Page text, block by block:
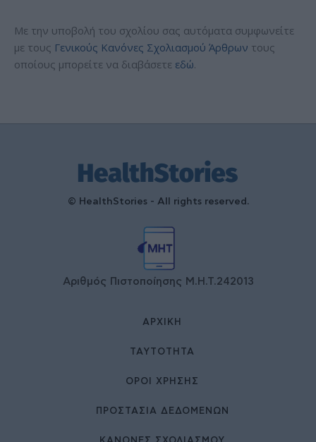
Με την υποβολή του σχολίου σας αυτόματα συμφωνείτε
με τους Γενικούς Κανόνες Σχολιασμού Άρθρων τους
οποίους μπορείτε να διαβάσετε εδώ.
© HealthStories - All rights reserved.
Αριθμός Πιστοποίησης Μ.Η.Τ.242013
ΑΡΧΙΚΉ
ΤΑΥΤΌΤΗΤΑ
ΌΡΟΙ ΧΡΉΣΗΣ
ΠΡΟΣΤΑΣΙΑ ΔΕΔΟΜΕΝΩΝ